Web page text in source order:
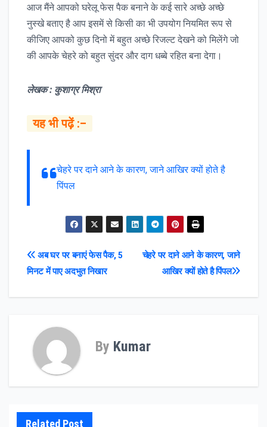
आज मैंने आपको घरेलू फेस पैक बनाने के कई सारे अच्छे अच्छे
नुस्खे बताए है आप इसमें से किसी का भी उपयोग नियमित रूप से
कीजिए आपको कुछ दिनो में बहुत अच्छे रिजल्ट देखने को मिलेंगे जो
की आपके चेहरे को बहुत सुंदर और दाग धब्बे रहित बना देगा।
लेखक : कुशाग्र मिश्रा
यह भी पढ़ें :–
चेहरे पर दाने आने के कारण, जाने आखिर क्यों होते है
पिंपल
Post
navigation
चेहरे पर दाने आने के कारण, जाने
आखिर क्यों होते है पिंपल
अब घर पर बनाएं फेस पैक, 5
मिनट में पाए अदभुत निखार
By Kumar
Related Post